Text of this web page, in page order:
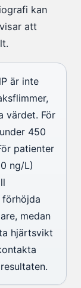
kan
att
är inte
värdet. För
450
patienter
ng/L)
förhöjda
medan
hjärtsvikt